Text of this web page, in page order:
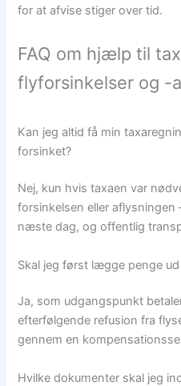
for at afvise stiger over tid.
FAQ om hjælp til
flyforsinkelser og -
Kan jeg altid få min
forsinket?
Nej, kun hvis taxaen var
forsinkelsen eller
næste dag, og offentlig
Skal jeg først lægge penge
Ja, som udgangspunkt
efterfølgende refusion fra
gennem en
Hvilke dokumenter skal jeg